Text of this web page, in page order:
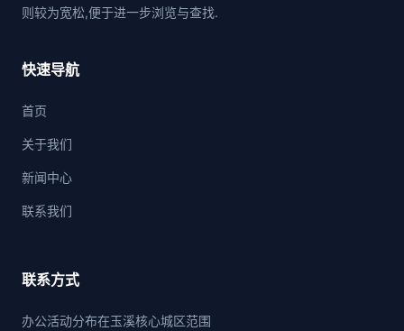
则较为宽松,便于进一步浏览与查找.
快速导航
首页
关于我们
新闻中心
联系我们
联系方式
办公活动分布在玉溪核心城区范围